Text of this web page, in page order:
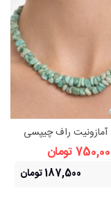
آمازونیت راف چیپسی
بدون زنجیر
تومان
187,500 تومان